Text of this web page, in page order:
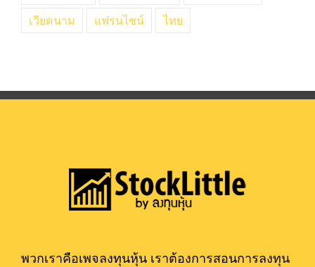
เวียดนาม แฟรนไชน์ ไทย
พวกเราคือเพจลงทุนหุ้น เราต้องการสอนการลงทุน